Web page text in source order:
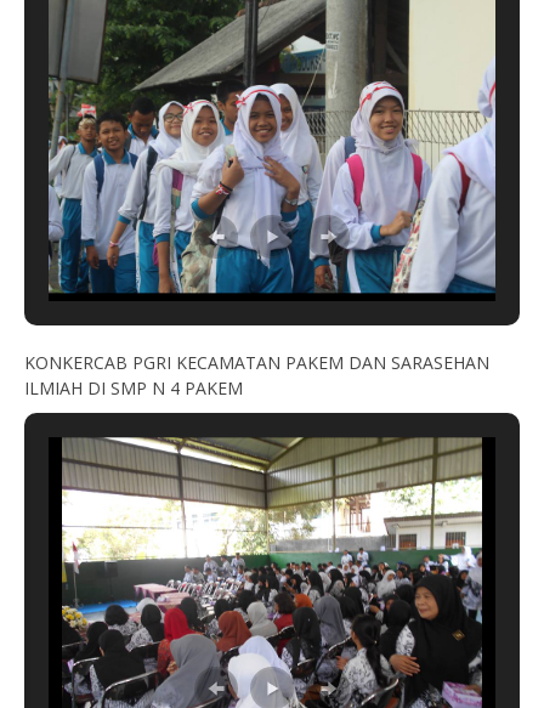
KONKERCAB PGRI KECAMATAN PAKEM DAN SARASEHAN
ILMIAH DI SMP N 4 PAKEM